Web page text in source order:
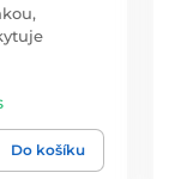
Do košíku